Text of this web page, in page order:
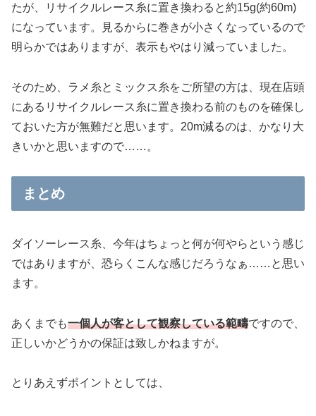
たが、リサイクルレース糸に置き換わると約15g(約60m)
になっています。見るからに巻きが小さくなっているので
明らかではありますが、表示もやはり減っていました。
そのため、ラメ糸とミックス糸をご所望の方は、現在店頭
にあるリサイクルレース糸に置き換わる前のものを確保し
ておいた方が無難だと思います。20m減るのは、かなり大
きいかと思いますので……。
まとめ
ダイソーレース糸、今年はちょっと何が何やらという感じ
ではありますが、恐らくこんな感じだろうなぁ……と思い
ます。
あくまでも一個人が客として観察している範疇ですので、
正しいかどうかの保証は致しかねますが。
とりあえずポイントとしては、